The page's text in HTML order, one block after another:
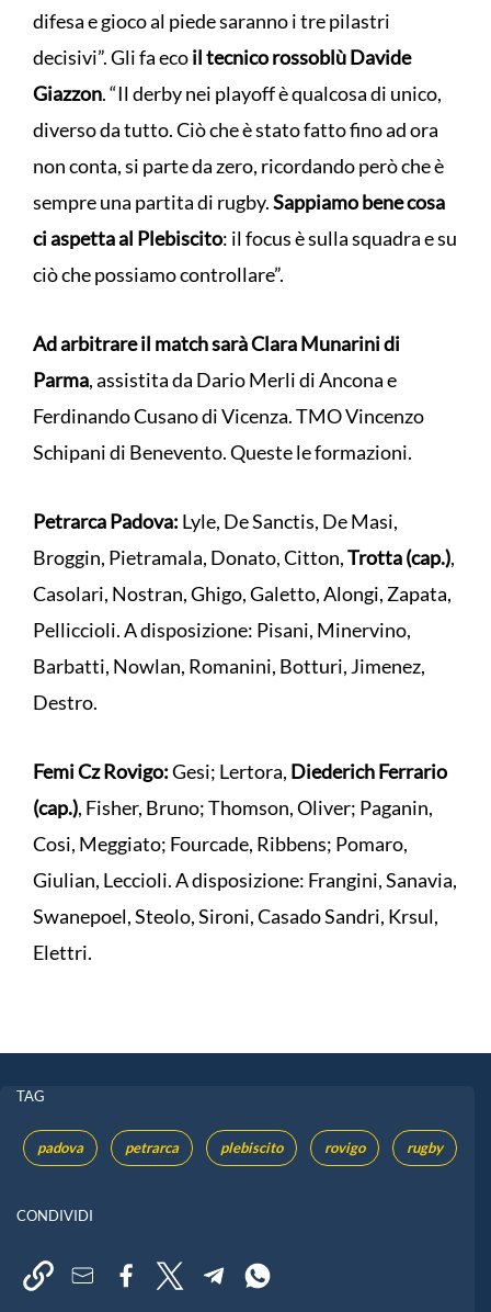
difesa e gioco al piede saranno i tre pilastri
decisivi”. Gli fa ecoil tecnico rossoblù Davide
Giazzon. “Il derby nei playoff è qualcosa di unico,
diverso da tutto. Ciò che è stato fatto fino ad ora
non conta, si parte da zero, ricordando però che è
sempre una partita di rugby.Sappiamo bene cosa
ci aspetta al Plebiscito: il focus è sulla squadra e su
ciò che possiamo controllare”.
Ad arbitrare il match sarà Clara Munarini di
Parma, assistita da Dario Merli di Ancona e
Ferdinando Cusano di Vicenza. TMO Vincenzo
Schipani di Benevento. Queste le formazioni.
Petrarca Padova: Lyle, De Sanctis, De Masi,
Broggin, Pietramala, Donato, Citton,Trotta (cap.),
Casolari, Nostran, Ghigo, Galetto, Alongi, Zapata,
Pelliccioli. A disposizione: Pisani, Minervino,
Barbatti, Nowlan, Romanini, Botturi, Jimenez,
Destro.
Femi Cz Rovigo:Gesi; Lertora, Diederich Ferrario
(cap.), Fisher, Bruno; Thomson, Oliver; Paganin,
Cosi, Meggiato; Fourcade, Ribbens; Pomaro,
Giulian, Leccioli. A disposizione: Frangini, Sanavia,
Swanepoel, Steolo, Sironi, Casado Sandri, Krsul,
Elettri.
TAG
padova petrarca plebiscito rovigo rugby
CONDIVIDI